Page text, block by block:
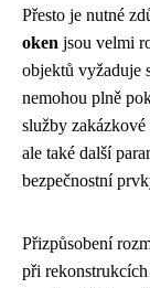
Přesto je nutné
oken jsou velmi
objektů vyžaduje
nemohou plně
služby
ale také další
bezpečnostní
Přizpůsobení
při